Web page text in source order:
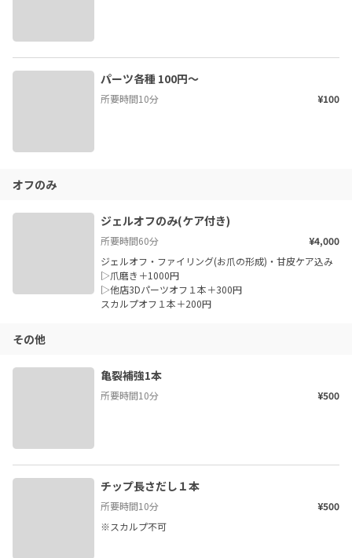
パーツ各種 100円〜
所要時間10分 ¥100
オフのみ
ジェルオフのみ(ケア付き)
所要時間60分
¥4,000
ジェルオフ・ファイリング(お爪の形成)・甘皮ケア込み
▷爪磨き＋1000円
▷他店3Dパーツオフ１本＋300円
スカルプオフ１本＋200円
その他
亀裂補強1本
所要時間10分 ¥500
チップ長さだし１本
所要時間10分
¥500
※スカルプ不可